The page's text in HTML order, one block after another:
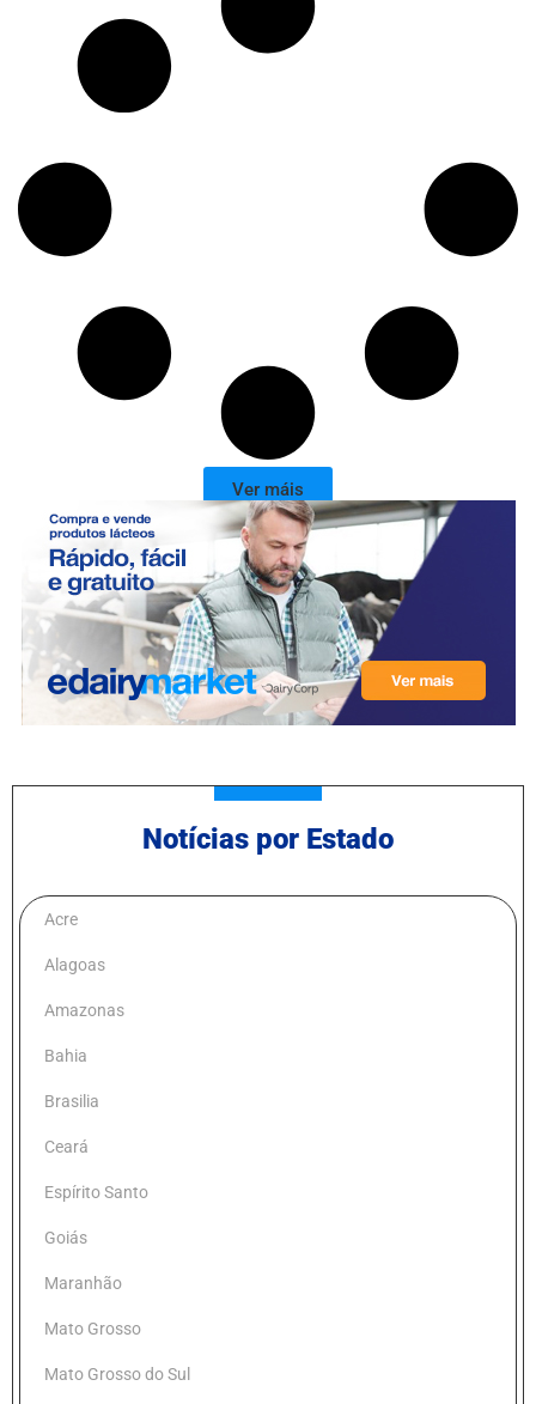
Ver máis
Notícias por Estado
Acre
Alagoas
Amazonas
Bahia
Brasilia
Ceará
Espírito Santo
Goiás
Maranhão
Mato Grosso
Mato Grosso do Sul